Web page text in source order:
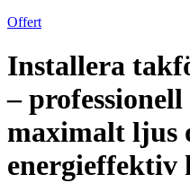
Offert
Installera
–
maximalt ljus
energieffektiv